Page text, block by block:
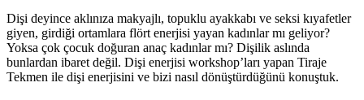
Dişi deyince aklınıza makyajlı, topuklu ayakkabı ve seksi kıyafetler
giyen, girdiği ortamlara flört enerjisi yayan kadınlar mı geliyor?
Yoksa çok çocuk doğuran anaç kadınlar mı? Dişilik aslında
bunlardan ibaret değil. Dişi enerjisi workshop’ları yapan Tiraje
Tekmen ile dişi enerjisini ve bizi nasıl dönüştürdüğünü konuştuk.